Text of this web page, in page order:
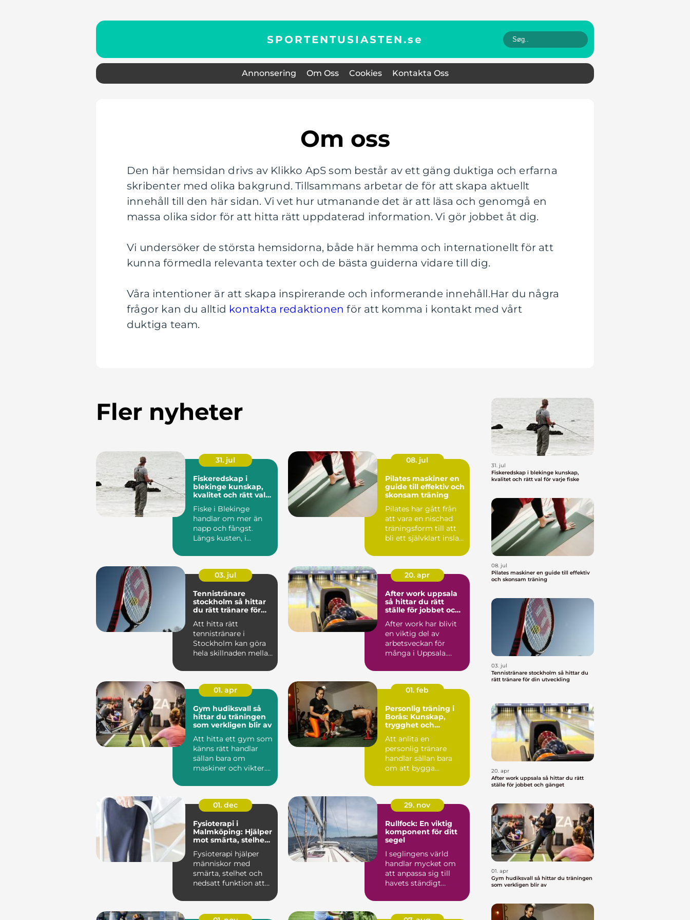
SPORTENTUSIASTEN.se
Annonsering Om Oss Cookies Kontakta Oss
Om oss
Den här hemsidan drivs av Klikko ApS som består av ett gäng duktiga och erfarna
skribenter med olika bakgrund. Tillsammans arbetar de för att skapa aktuellt
innehåll till den här sidan. Vi vet hur utmanande det är att läsa och genomgå en
massa olika sidor för att hitta rätt uppdaterad information. Vi gör jobbet åt dig.
Vi undersöker de största hemsidorna, både här hemma och internationellt för att
kunna förmedla relevanta texter och de bästa guiderna vidare till dig.
Våra intentioner är att skapa inspirerande och informerande innehåll.Har du några
frågor kan du alltid kontakta redaktionen för att komma i kontakt med vårt
duktiga team.
Fler nyheter
31. jul
Fiskeredskap i
blekinge kunskap,
kvalitet och rätt val
Fiske i Blekinge
handlar om mer än
napp och fångst.
Längs kusten, i
många sjöarn...
08. jul
Pilates maskiner en
guide till effektiv och
skonsam träning
Pilates har gått från
att vara en nischad
träningsform till att
bli ett självklart inslag
03. jul
Tennistränare
stockholm så hittar
du rätt tränare för
Att hitta rätt
tennistränare i
Stockholm kan göra
hela skillnaden mellan
och sna...
20. apr
After work uppsala
så hittar du rätt
ställe för jobbet och
After work har blivit
en viktig del av
arbetsveckan för
många i Uppsala.
utanför k...
01. apr
Gym hudiksvall så
hittar du träningen
som verkligen blir av
Att hitta ett gym som
känns rätt handlar
sällan bara om
maskiner och vikter.
Hudiksvall ...
01. feb
Personlig träning i
Borås: Kunskap,
trygghet och
Att anlita en
personlig tränare
handlar sällan bara
om att bygga
01. dec
Fysioterapi i
Malmköping: Hjälper
mot smärta, stelhet
Fysioterapi hjälper
människor med
smärta, stelhet och
nedsatt funktion att
29. nov
Rullfock: En viktig
komponent för ditt
segel
I seglingens värld
handlar mycket om
att anpassa sig till
havets ständigt
31. jul
Fiskeredskap i blekinge kunskap,
kvalitet och rätt val för varje fiske
08. jul
Pilates maskiner en guide till effektiv
och skonsam träning
03. jul
Tennistränare stockholm så hittar du
rätt tränare för din utveckling
20. apr
After work uppsala så hittar du rätt
ställe för jobbet och gänget
01. apr
Gym hudiksvall så hittar du träningen
som verkligen blir av